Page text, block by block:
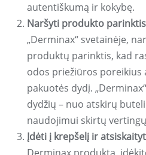
autentiškumą ir kokybę.
Naršyti produkto
„Derminax“ svetainėje,
produktų parinktis, kad
odos priežiūros
pakuotės dydį.
dydžių – nuo ​​atskirų
naudojimui skirtų
Įdėti į krepšelį ir